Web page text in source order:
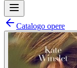
Catalogo opere